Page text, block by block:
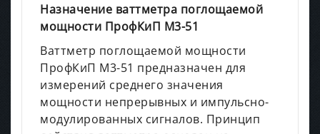
Назначение ваттметра поглощаемой
мощности ПрофКиП М3-51
Ваттметр поглощаемой мощности
ПрофКиП М3-51 предназначен для
измерений среднего значения
мощности непрерывных и импульсно-
модулированных сигналов. Принцип